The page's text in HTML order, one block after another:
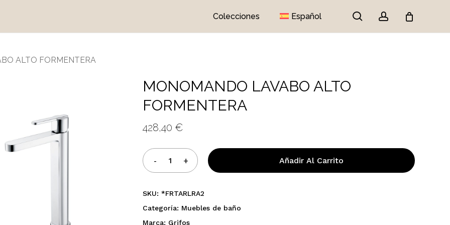
Colecciones Español search account
ALTO FORMENTERA
MONOMANDO LAVABO ALTO
FORMENTERA
428,40 €
Añadir Al Carrito
SKU:*FRTARLRA2
Categoría: Muebles de baño
Marca: Grifos